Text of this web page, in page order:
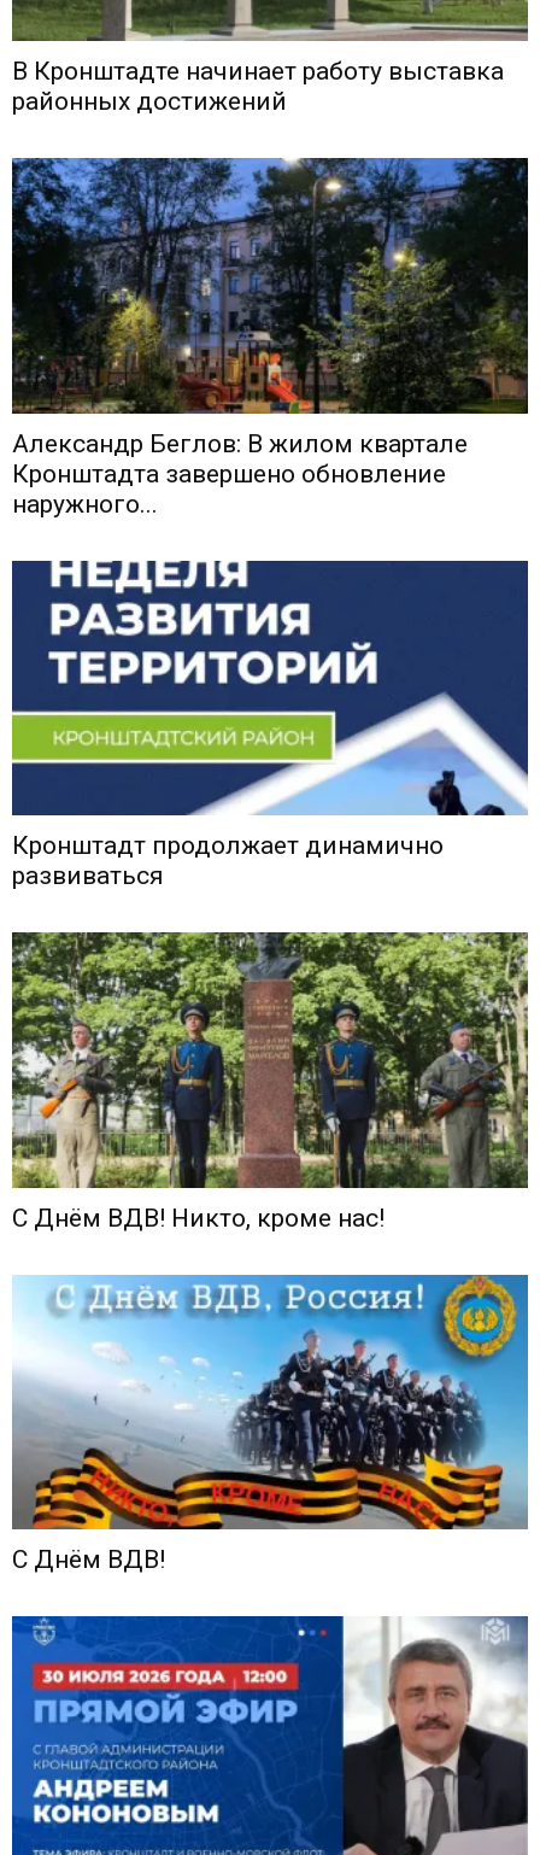
В Кронштадте начинает работу выставка
районных достижений
Александр Беглов: В жилом квартале
Кронштадта завершено обновление
наружного...
Кронштадт продолжает динамично
развиваться
С Днём ВДВ! Никто, кроме нас!
С Днём ВДВ!